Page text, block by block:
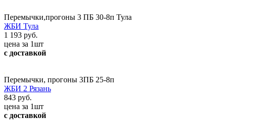
Перемычки,прогоны 3 ПБ 30-8п Тула
ЖБИ Тула
1 193 руб.
цена за 1шт
с доставкой
Перемычки, прогоны 3ПБ 25-8п
ЖБИ 2 Рязань
843 руб.
цена за 1шт
с доставкой